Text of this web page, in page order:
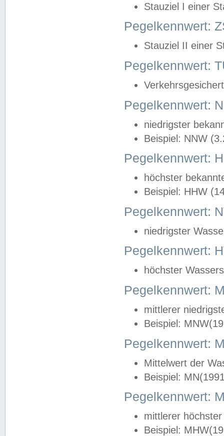
Stauziel I einer
Pegelkennwert:
Stauziel II einer
Pegelkennwert:
Pegelkennwert:
niedrigster
Beispiel: NNW
Pegelkennwert:
höchster
Beispiel: HHW
Pegelkennwert:
niedrigster
Pegelkennwert:
höchster
Pegelkennwert:
mittlerer
Beispiel:
Pegelkennwert:
Mittelwert der
Beispiel:
Pegelkennwert:
mittlerer
Beispiel: